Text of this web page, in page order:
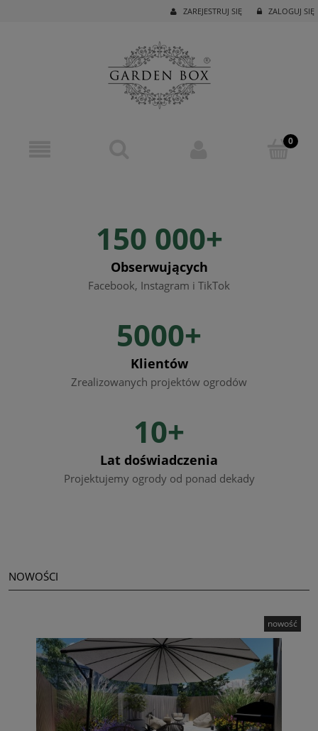
ZAREJESTRUJ SIĘ ZALOGUJ SIĘ
150 000+
Obserwujących
Facebook, Instagram i TikTok
5000+
Klientów
Zrealizowanych projektów ogrodów
10+
Lat doświadczenia
Projektujemy ogrody od ponad dekady
NOWOŚCI
nowość